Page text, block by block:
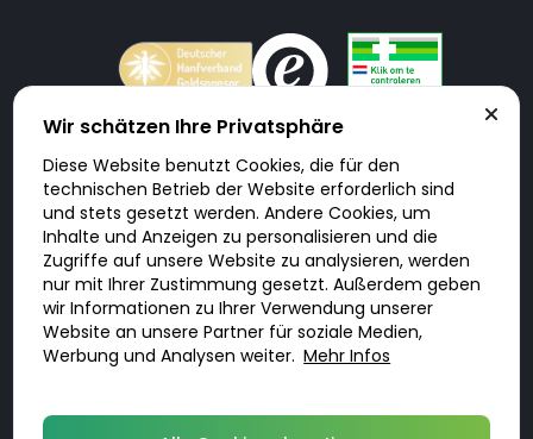
Doktorabc.com ist eine Vermittlungsplattform. Doktorabc ist ausdrücklich
keine Internetapotheke. Doktorabc bietet keine Medikamente oder
sonstige Produkte an oder liefert diese. Jegliche Informationen zu
Produkten, Medikamenten und Preisen auf der Internetseite beinhalten
kein Angebot von Doktorabc an Sie. Für die Einhaltung der in Ihrem Land
geltenden Gesetze und sonstigen Rechtsvorschriften sind Sie als Nutzer
selbst verantwortlich. Die Nutzung unseres Services auf Doktorabc durch
Sie erfolgt auf eigenes Risiko und in eigener Verantwortung. Sie erklären,
diese Internetseite aus eigener Initiative zu besuchen und zu nutzen.
Wir schätzen Ihre Privatsphäre
Diese Website benutzt Cookies, die für den
technischen Betrieb der Website erforderlich sind
und stets gesetzt werden. Andere Cookies, um
Inhalte und Anzeigen zu personalisieren und die
Zugriffe auf unsere Website zu analysieren, werden
nur mit Ihrer Zustimmung gesetzt. Außerdem geben
wir Informationen zu Ihrer Verwendung unserer
Website an unsere Partner für soziale Medien,
Werbung und Analysen weiter. Mehr Infos